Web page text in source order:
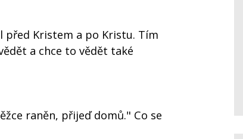
před Kristem a po Kristu. Tím
a chce to vědět také
raněn, přijeď domů." Co se